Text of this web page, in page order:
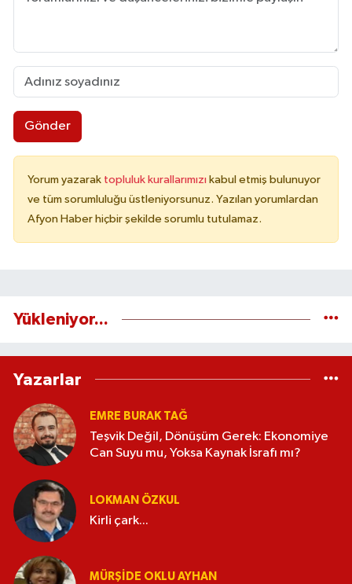
Gönder
Yorum yazarak topluluk kurallarımızı kabul etmiş bulunuyor
ve tüm sorumluluğu üstleniyorsunuz. Yazılan yorumlardan
Afyon Haber hiçbir şekilde sorumlu tutulamaz.
Yükleniyor...
Yazarlar
EMRE BURAK TAĞ
Teşvik Değil, Dönüşüm Gerek: Ekonomiye
Can Suyu mu, Yoksa Kaynak İsrafı mı?
LOKMAN ÖZKUL
Kirli çark...
MÜRŞIDE OKLU AYHAN